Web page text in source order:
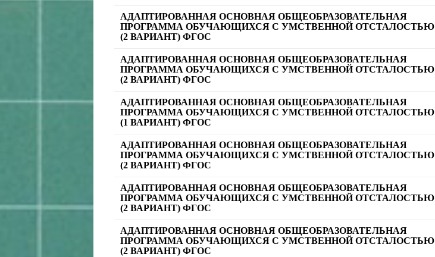
АДАПТИРОВАННАЯ ОСНОВНАЯ ОБЩЕОБРАЗОВАТЕЛЬНАЯ
ПРОГРАММА ОБУЧАЮЩИХСЯ С УМСТВЕННОЙ ОТСТАЛОСТЬЮ
(2 ВАРИАНТ) ФГОС
АДАПТИРОВАННАЯ ОСНОВНАЯ ОБЩЕОБРАЗОВАТЕЛЬНАЯ
ПРОГРАММА ОБУЧАЮЩИХСЯ С УМСТВЕННОЙ ОТСТАЛОСТЬЮ
(2 ВАРИАНТ) ФГОС
АДАПТИРОВАННАЯ ОСНОВНАЯ ОБЩЕОБРАЗОВАТЕЛЬНАЯ
ПРОГРАММА ОБУЧАЮЩИХСЯ С УМСТВЕННОЙ ОТСТАЛОСТЬЮ
(1 ВАРИАНТ) ФГОС
АДАПТИРОВАННАЯ ОСНОВНАЯ ОБЩЕОБРАЗОВАТЕЛЬНАЯ
ПРОГРАММА ОБУЧАЮЩИХСЯ С УМСТВЕННОЙ ОТСТАЛОСТЬЮ
(2 ВАРИАНТ) ФГОС
АДАПТИРОВАННАЯ ОСНОВНАЯ ОБЩЕОБРАЗОВАТЕЛЬНАЯ
ПРОГРАММА ОБУЧАЮЩИХСЯ С УМСТВЕННОЙ ОТСТАЛОСТЬЮ
(2 ВАРИАНТ) ФГОС
АДАПТИРОВАННАЯ ОСНОВНАЯ ОБЩЕОБРАЗОВАТЕЛЬНАЯ
ПРОГРАММА ОБУЧАЮЩИХСЯ С УМСТВЕННОЙ ОТСТАЛОСТЬЮ
(2 ВАРИАНТ) ФГОС